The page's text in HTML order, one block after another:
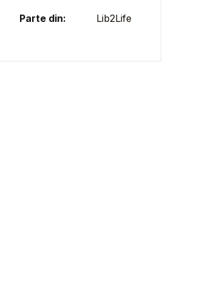
Parte din: Lib2Life